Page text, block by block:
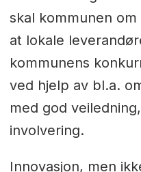
skal kommunen
at lokale
kommunens
ved hjelp av bl.a.
med god
involvering.
Innovasjon, men